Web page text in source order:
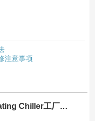
注意事项
Chiller工厂评